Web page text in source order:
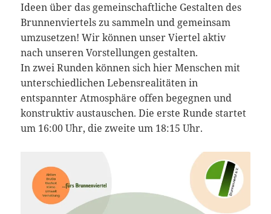
Ideen über das gemeinschaftliche Gestalten des
Brunnenviertels zu sammeln und gemeinsam
umzusetzen! Wir können unser Viertel aktiv
nach unseren Vorstellungen gestalten.
In zwei Runden können sich hier Menschen mit
unterschiedlichen Lebensrealitäten in
entspannter Atmosphäre offen begegnen und
konstruktiv austauschen. Die erste Runde startet
um 16:00 Uhr, die zweite um 18:15 Uhr.